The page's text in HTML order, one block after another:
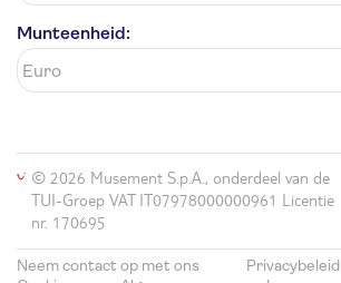
Munteenheid:
© 2026 Musement S.p.A., onderdeel van de
TUI-Groep VAT IT07978000000961 Licentie
nr. 170695
Neem contact op met ons
Privacybeleid